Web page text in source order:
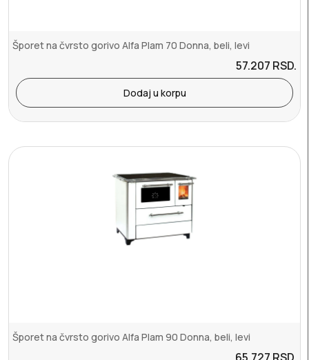
Šporet na čvrsto gorivo Alfa Plam 70 Donna, beli, levi
57.207 RSD.
Dodaj u korpu
Šporet na čvrsto gorivo Alfa Plam 90 Donna, beli, levi
65.727 RSD.